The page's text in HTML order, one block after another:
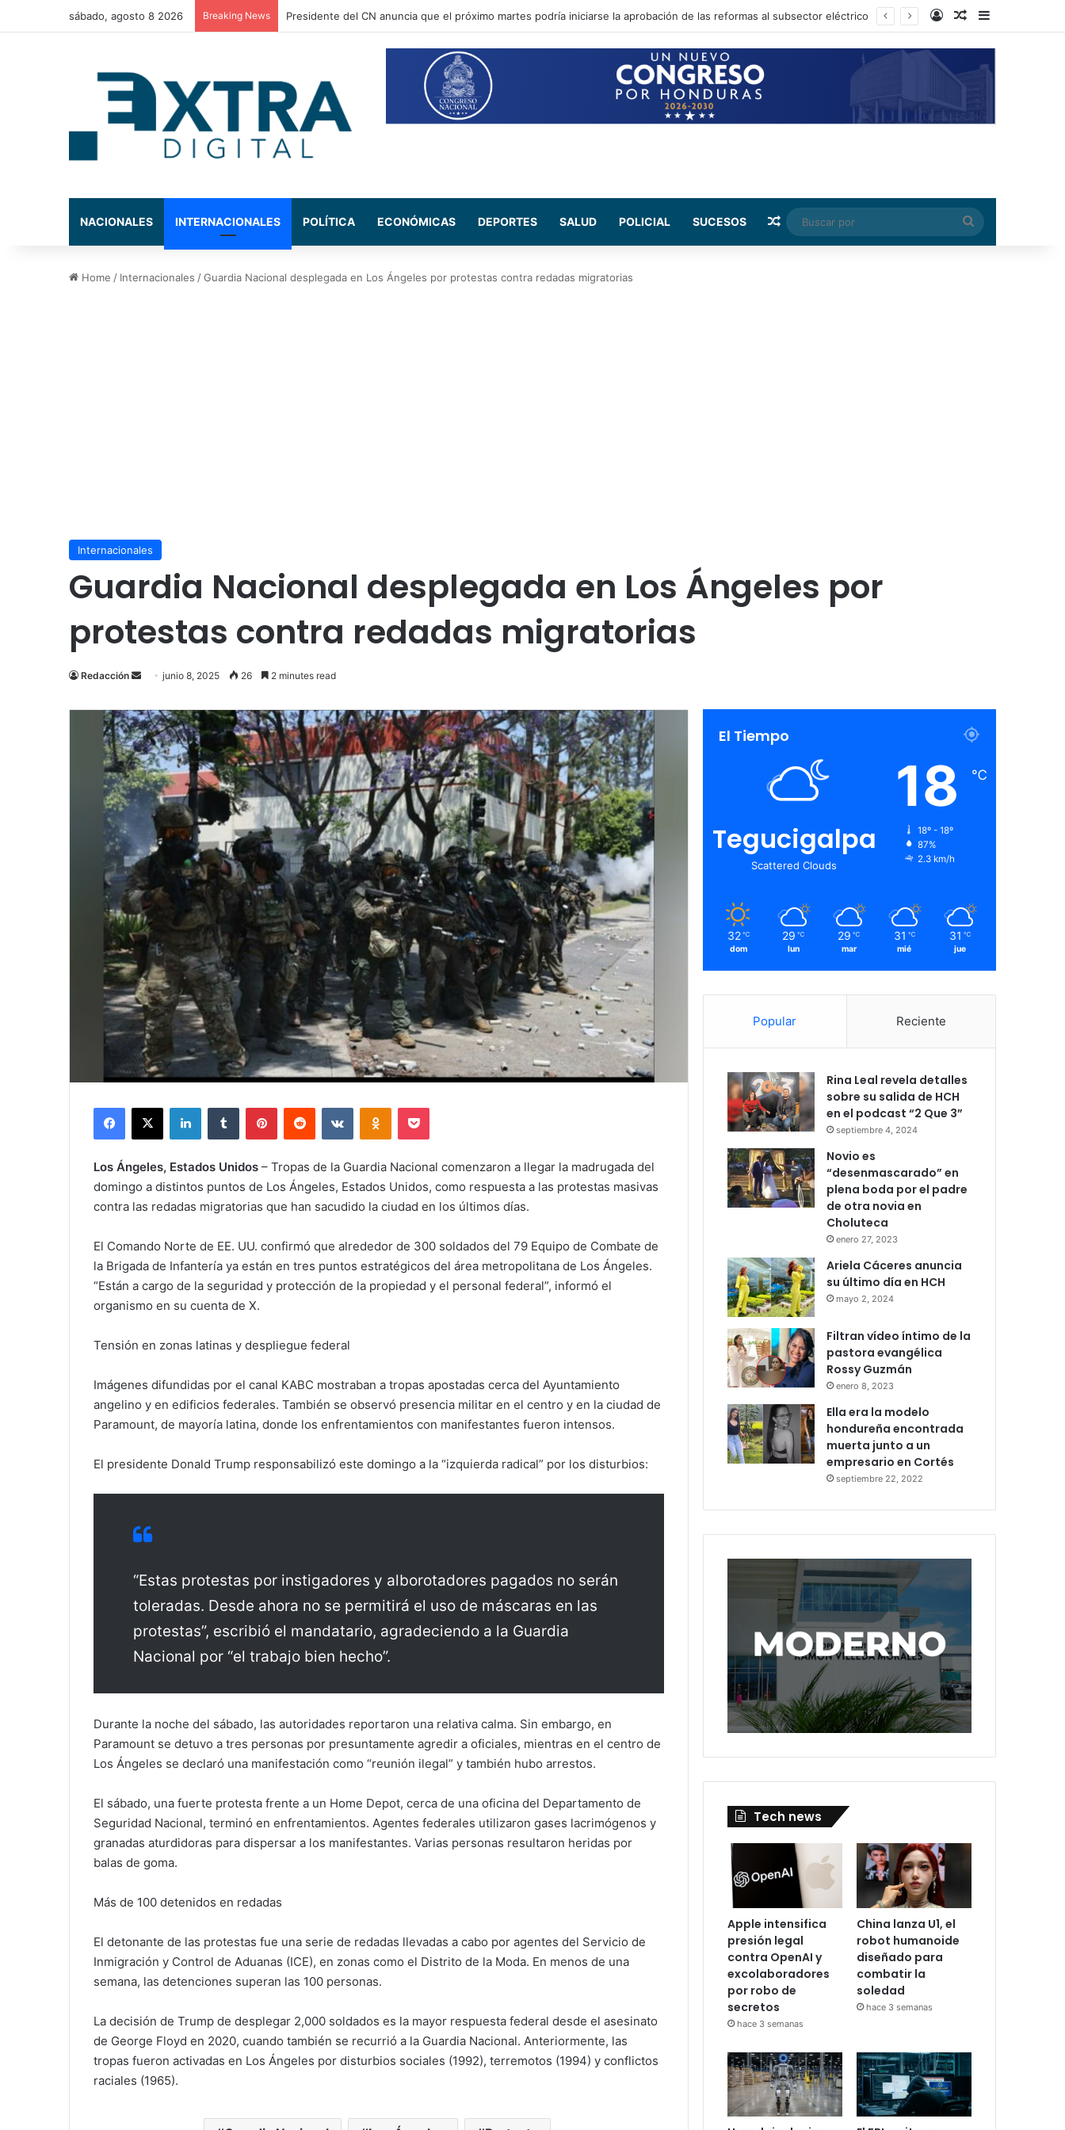
sábado, agosto 8 2026 Breaking News Presidente del CN anuncia que el próximo martes podría iniciarse la aprobación de las reformas al subsector eléctrico Log InRandom Article
Sidebar
NACIONALES INTERNACIONALES POLÍTICA ECONÓMICAS DEPORTES SALUD POLICIAL SUCESOS Random Article
Buscar
por
Home / Internacionales /Guardia Nacional desplegada en Los Ángeles por protestas contra redadas migratorias
Internacionales
Guardia Nacional desplegada en Los Ángeles por
protestas contra redadas migratorias
Redacción
Send
email
junio 8, 2025 26 2 minutes read
Facebook
X LinkedInTumblr PinterestReddit VKontakteOdnoklassniki
Pocket
Los Ángeles, Estados Unidos – Tropas de la Guardia Nacional comenzaron a llegar la madrugada del
domingo a distintos puntos de Los Ángeles, Estados Unidos, como respuesta a las protestas masivas
contra las redadas migratorias que han sacudido la ciudad en los últimos días.
El Comando Norte de EE. UU. confirmó que alrededor de 300 soldados del 79 Equipo de Combate de
la Brigada de Infantería ya están en tres puntos estratégicos del área metropolitana de Los Ángeles.
“Están a cargo de la seguridad y protección de la propiedad y el personal federal”, informó el
organismo en su cuenta de X.
Tensión en zonas latinas y despliegue federal
Imágenes difundidas por el canal KABC mostraban a tropas apostadas cerca del Ayuntamiento
angelino y en edificios federales. También se observó presencia militar en el centro y en la ciudad de
Paramount, de mayoría latina, donde los enfrentamientos con manifestantes fueron intensos.
El presidente Donald Trump responsabilizó este domingo a la “izquierda radical” por los disturbios:
“Estas protestas por instigadores y alborotadores pagados no serán
toleradas. Desde ahora no se permitirá el uso de máscaras en las
protestas”, escribió el mandatario, agradeciendo a la Guardia
Nacional por “el trabajo bien hecho”.
Durante la noche del sábado, las autoridades reportaron una relativa calma. Sin embargo, en
Paramount se detuvo a tres personas por presuntamente agredir a oficiales, mientras en el centro de
Los Ángeles se declaró una manifestación como “reunión ilegal” y también hubo arrestos.
El sábado, una fuerte protesta frente a un Home Depot, cerca de una oficina del Departamento de
Seguridad Nacional, terminó en enfrentamientos. Agentes federales utilizaron gases lacrimógenos y
granadas aturdidoras para dispersar a los manifestantes. Varias personas resultaron heridas por
balas de goma.
Más de 100 detenidos en redadas
El detonante de las protestas fue una serie de redadas llevadas a cabo por agentes del Servicio de
Inmigración y Control de Aduanas (ICE), en zonas como el Distrito de la Moda. En menos de una
semana, las detenciones superan las 100 personas.
La decisión de Trump de desplegar 2,000 soldados es la mayor respuesta federal desde el asesinato
de George Floyd en 2020, cuando también se recurrió a la Guardia Nacional. Anteriormente, las
tropas fueron activadas en Los Ángeles por disturbios sociales (1992), terremotos (1994) y conflictos
raciales (1965).
El Tiempo
Tegucigalpa
Scattered Clouds
18 ℃
18º - 18º
87%
2.3 km/h
32 ℃
dom
29 ℃
lun
29 ℃
mar
31 ℃
mié
31 ℃
jue
Popular Reciente
Rina Leal revela detalles
sobre su salida de HCH
en el podcast “2 Que 3”
septiembre 4, 2024
Novio es
“desenmascarado” en
plena boda por el padre
de otra novia en
Choluteca
enero 27, 2023
Ariela Cáceres anuncia
su último día en HCH
mayo 2, 2024
Filtran vídeo íntimo de la
pastora evangélica
Rossy Guzmán
enero 8, 2023
Ella era la modelo
hondureña encontrada
muerta junto a un
empresario en Cortés
septiembre 22, 2022
Tech news
Apple intensifica
presión legal
contra OpenAI y
excolaboradores
por robo de
secretos
hace 3 semanas
China lanza U1, el
robot humanoide
diseñado para
combatir la
soledad
hace 3 semanas